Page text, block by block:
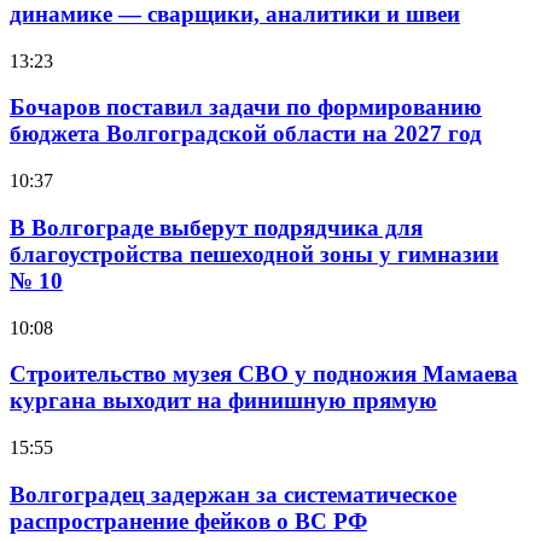
динамике — сварщики, аналитики и швеи
13:23
Бочаров поставил задачи по формированию
бюджета Волгоградской области на 2027 год
10:37
В Волгограде выберут подрядчика для
благоустройства пешеходной зоны у гимназии
№ 10
10:08
Строительство музея СВО у подножия Мамаева
кургана выходит на финишную прямую
15:55
Волгоградец задержан за систематическое
распространение фейков о ВС РФ